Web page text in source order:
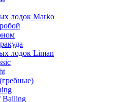
лодок Marko
лодок Liman
Bailing